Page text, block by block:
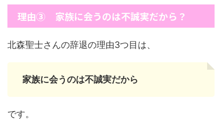
理由③ 家族に会うのは不誠実だから？
北森聖士さんの辞退の理由3つ目は、
家族に会うのは不誠実だから
です。